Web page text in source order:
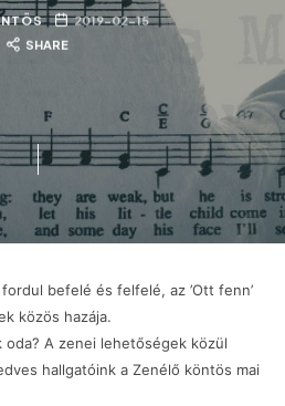
2019-02-15
SHARE
befelé és felfelé, az ’Ott fenn’
közös hazája.
A zenei lehetőségek közül
hallgatóink a Zenélő köntös mai